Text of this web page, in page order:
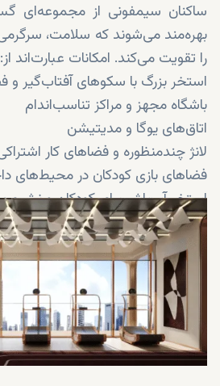
ساکنان سیمفونی از مجموعه‌ای
بهره‌مند می‌شوند که سلامت،
را تقویت می‌کند. امکانات عبارت‌اند از:
استخر بزرگ با سکوهای آفتاب‌گیر
باشگاه مجهز و مراکز تناسب‌اندام
اتاق‌های یوگا و مدیتیشن
لانژ چندمنظوره و فضاهای کار
فضاهای بازی کودکان در محیط‌های
استخر آب‌پاش برای کودکان و
خدمات کنسیرج ۲۴ ساعته
باغ‌های محوطه‌سازی‌شده،
سبز باز